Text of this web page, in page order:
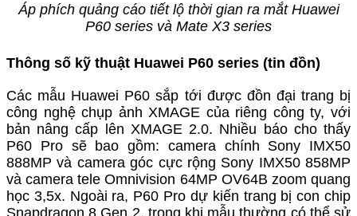
Áp phích quảng cáo tiết lộ thời gian ra mắt Huawei
P60 series và Mate X3 series
Thông số kỹ thuật Huawei P60 series (tin đồn)
Các mẫu Huawei P60 sắp tới được đồn đại trang bị
công nghệ chụp ảnh XMAGE của riêng công ty, với
bản nâng cấp lên XMAGE 2.0. Nhiều báo cho thấy
P60 Pro sẽ bao gồm: camera chính Sony IMX50
888MP và camera góc cực rộng Sony IMX50 858MP
và camera tele Omnivision 64MP OV64B zoom quang
học 3,5x. Ngoài ra, P60 Pro dự kiến trang bị con chip